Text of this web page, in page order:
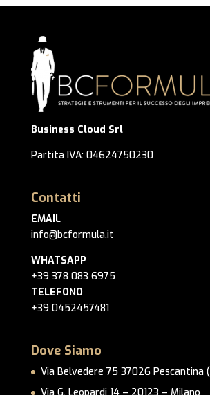
Business Cloud Srl
Partita IVA: 04624750230
Contatti
EMAIL
info@bcformula.it
WHATSAPP
+39 378 083 6975
TELEFONO
+39 0452457481
Dove Siamo
Via Belvedere 75 37026 Pescantina